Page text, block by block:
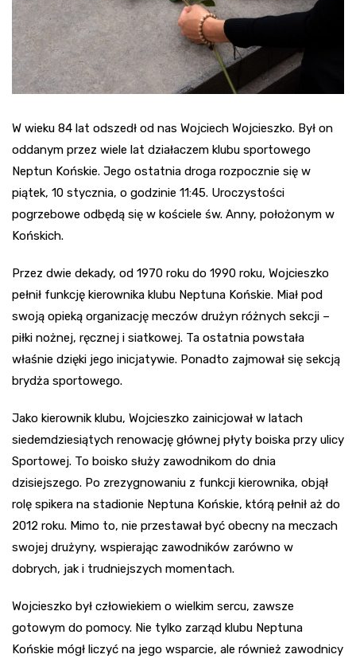
W wieku 84 lat odszedł od nas Wojciech Wojcieszko. Był on
oddanym przez wiele lat działaczem klubu sportowego
Neptun Końskie. Jego ostatnia droga rozpocznie się w
piątek, 10 stycznia, o godzinie 11:45. Uroczystości
pogrzebowe odbędą się w kościele św. Anny, położonym w
Końskich.
Przez dwie dekady, od 1970 roku do 1990 roku, Wojcieszko
pełnił funkcję kierownika klubu Neptuna Końskie. Miał pod
swoją opieką organizację meczów drużyn różnych sekcji –
piłki nożnej, ręcznej i siatkowej. Ta ostatnia powstała
właśnie dzięki jego inicjatywie. Ponadto zajmował się sekcją
brydża sportowego.
Jako kierownik klubu, Wojcieszko zainicjował w latach
siedemdziesiątych renowację głównej płyty boiska przy ulicy
Sportowej. To boisko służy zawodnikom do dnia
dzisiejszego. Po zrezygnowaniu z funkcji kierownika, objął
rolę spikera na stadionie Neptuna Końskie, którą pełnił aż do
2012 roku. Mimo to, nie przestawał być obecny na meczach
swojej drużyny, wspierając zawodników zarówno w
dobrych, jak i trudniejszych momentach.
Wojcieszko był człowiekiem o wielkim sercu, zawsze
gotowym do pomocy. Nie tylko zarząd klubu Neptuna
Końskie mógł liczyć na jego wsparcie, ale również zawodnicy